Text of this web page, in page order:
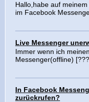
Hallo,habe auf
im Facebook
Live Messenger
Immer wenn ich
Messenger(offline)
In Facebook
zurückrufen?